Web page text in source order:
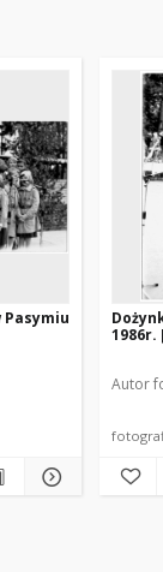
Pasymiu
1986r.
Autor